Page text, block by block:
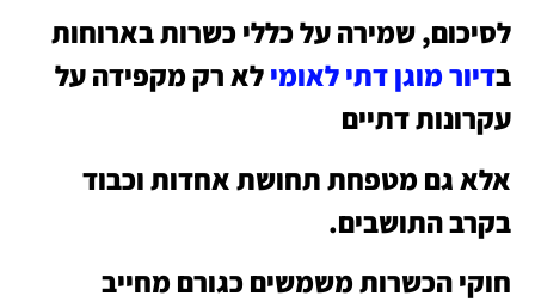
לסיכום, שמירה על כללי כשרות בארוחות
בדיור מוגן דתי לאומילא רק מקפידה על
עקרונות דתיים
אלא גם מטפחת תחושת אחדות וכבוד
בקרב התושבים.
חוקי הכשרות משמשים כגורם מחייב